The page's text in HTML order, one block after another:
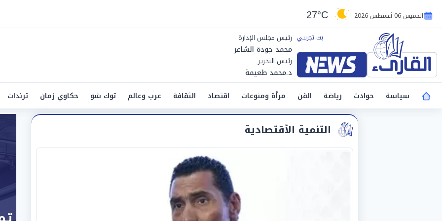
الخميس 06 أغسطس 2026 27°C
رئيس مجلس الإدارة
محمد جودة الشاعر
رئيس التحرير
د.محمد طعيمة
سياسة
حوادث رياضة الفن مرأة ومنوعات اقتصاد الثقافة عرب وعالم توك شو حكاوي زمان ترندات
التنمية الأقتصادية